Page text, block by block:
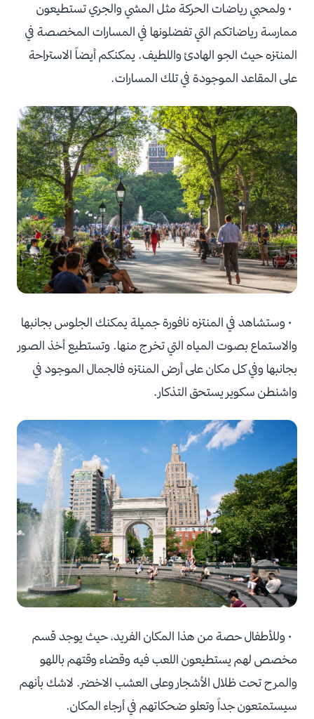
• ولمحبي رياضات الحركة مثل المشي والجري تستطيعون
ممارسة رياضاتكم التي تفضلونها في المسارات المخصصة في
المنتزه حيث الجو الهادئ واللطيف. يمكنكم أيضاً الاستراحة
على المقاعد الموجودة في تلك المسارات.
• وستشاهد في المنتزه نافورة جميلة يمكنك الجلوس بجانبها
والاستماع بصوت المياه التي تخرج منها. وتستطيع أخذ الصور
بجانبها وفي كل مكان على أرض المنتزه فالجمال الموجود في
واشنطن سكوير يستحق التذكار.
• وللأطفال حصة من هذا المكان الفريد، حيث يوجد قسم
مخصص لهم يستطيعون اللعب فيه وقضاء وقتهم باللهو
والمرح تحت ظلال الأشجار وعلى العشب الاخضر. لاشك بأنهم
سيستمتعون جداً وتعلو ضحكاتهم في أرجاء المكان.